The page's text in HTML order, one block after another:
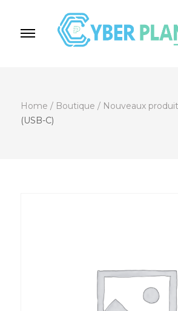
Home / Boutique / Nouveaux
(USB-C)